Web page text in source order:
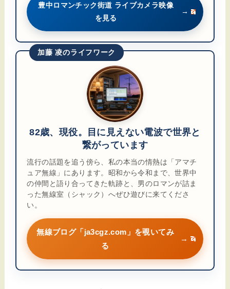
豊中ロマンチック街道 ライブカメラ映像
を見る
→
加藤 凌のライフワーク
82歳、現役。目に見えない電波で世界と
繋がっています
流行の話題を追う傍ら、私の本当の情熱は「アマチ
ュア無線」にあります。昭和から令和まで、世界中
の仲間と語り合ってきた軌跡と、男のロマンが詰ま
った無線室（シャック）へぜひ遊びに来てくださ
い。
無線ブログ「ja3cgz.com」を覗いてみ
る
→